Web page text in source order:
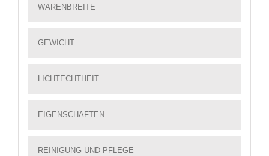
WARENBREITE
GEWICHT
LICHTECHTHEIT
EIGENSCHAFTEN
REINIGUNG UND PFLEGE